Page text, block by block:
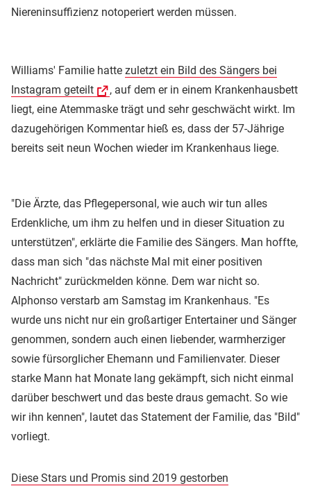
Niereninsuffizienz notoperiert werden müssen.
Williams' Familie hatte zuletzt ein Bild des Sängers bei
Instagram geteilt
, auf dem er in einem Krankenhausbett
liegt, eine Atemmaske trägt und sehr geschwächt wirkt. Im
dazugehörigen Kommentar hieß es, dass der 57-Jährige
bereits seit neun Wochen wieder im Krankenhaus liege.
"Die Ärzte, das Pflegepersonal, wie auch wir tun alles
Erdenkliche, um ihm zu helfen und in dieser Situation zu
unterstützen", erklärte die Familie des Sängers. Man hoffte,
dass man sich "das nächste Mal mit einer positiven
Nachricht" zurückmelden könne. Dem war nicht so.
Alphonso verstarb am Samstag im Krankenhaus. "Es
wurde uns nicht nur ein großartiger Entertainer und Sänger
genommen, sondern auch einen liebender, warmherziger
sowie fürsorglicher Ehemann und Familienvater. Dieser
starke Mann hat Monate lang gekämpft, sich nicht einmal
darüber beschwert und das beste draus gemacht. So wie
wir ihn kennen", lautet das Statement der Familie, das "Bild"
vorliegt.
Diese Stars und Promis sind 2019 gestorben